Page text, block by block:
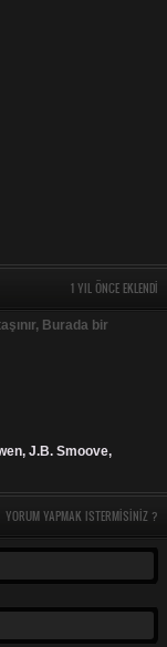
1 YIL ÖNCE EKLENDI
Burada bir
J.B. Smoove,
YORUM YAPMAK ISTERMISINIZ ?